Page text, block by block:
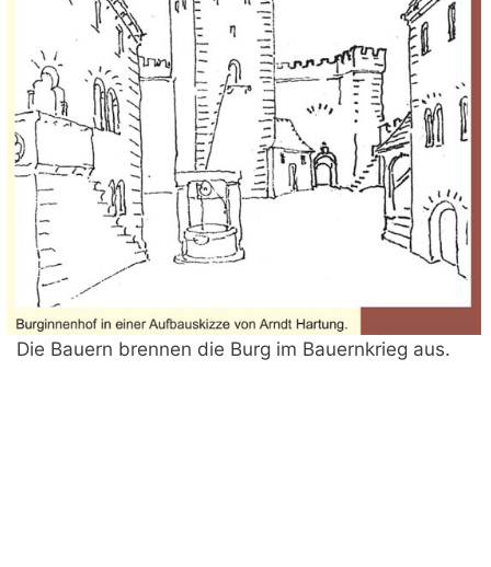
Die Bauern brennen die Burg im Bauernkrieg aus.